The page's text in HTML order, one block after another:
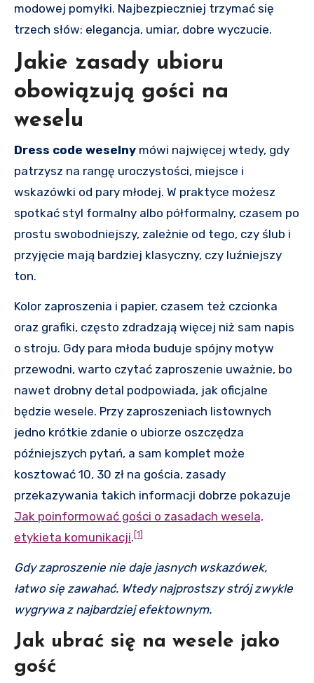
modowej pomyłki. Najbezpieczniej trzymać się
trzech słów: elegancja, umiar, dobre wyczucie.
Jakie zasady ubioru
obowiązują gości na
weselu
Dress code weselny mówi najwięcej wtedy, gdy
patrzysz na rangę uroczystości, miejsce i
wskazówki od pary młodej. W praktyce możesz
spotkać styl formalny albo półformalny, czasem po
prostu swobodniejszy, zależnie od tego, czy ślub i
przyjęcie mają bardziej klasyczny, czy luźniejszy
ton.
Kolor zaproszenia i papier, czasem też czcionka
oraz grafiki, często zdradzają więcej niż sam napis
o stroju. Gdy para młoda buduje spójny motyw
przewodni, warto czytać zaproszenie uważnie, bo
nawet drobny detal podpowiada, jak oficjalne
będzie wesele. Przy zaproszeniach listownych
jedno krótkie zdanie o ubiorze oszczędza
późniejszych pytań, a sam komplet może
kosztować 10, 30 zł na gościa, zasady
przekazywania takich informacji dobrze pokazuje
Jak poinformować gości o zasadach wesela,
etykieta komunikacji.[1]
Gdy zaproszenie nie daje jasnych wskazówek,
łatwo się zawahać. Wtedy najprostszy strój zwykle
wygrywa z najbardziej efektownym.
Jak ubrać się na wesele jako
gość